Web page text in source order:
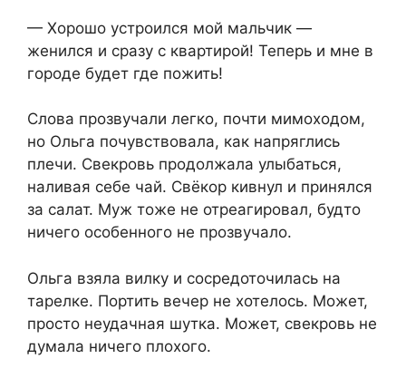
— Хорошо устроился мой мальчик —
женился и сразу с квартирой! Теперь и мне в
городе будет где пожить!
Слова прозвучали легко, почти мимоходом,
но Ольга почувствовала, как напряглись
плечи. Свекровь продолжала улыбаться,
наливая себе чай. Свёкор кивнул и принялся
за салат. Муж тоже не отреагировал, будто
ничего особенного не прозвучало.
Ольга взяла вилку и сосредоточилась на
тарелке. Портить вечер не хотелось. Может,
просто неудачная шутка. Может, свекровь не
думала ничего плохого.